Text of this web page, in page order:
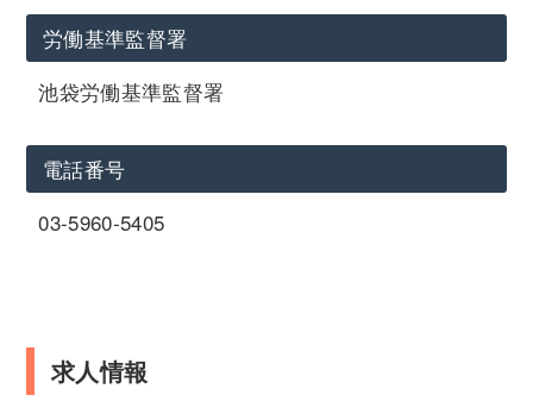
労働基準監督署
池袋労働基準監督署
電話番号
03-5960-5405
求人情報